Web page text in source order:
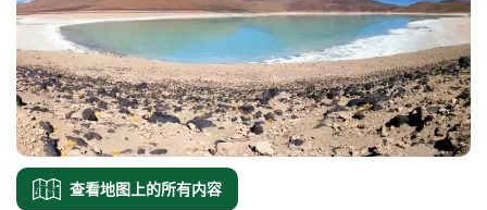
查看地图上的所有内容